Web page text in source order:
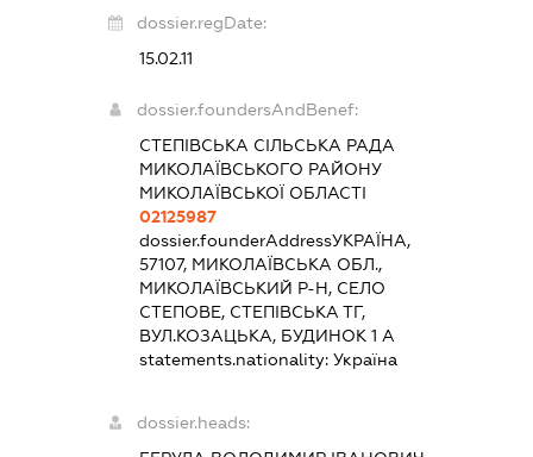
dossier.regDate:
15.02.11
dossier.foundersAndBenef:
СТЕПІВСЬКА СІЛЬСЬКА РАДА
МИКОЛАЇВСЬКОГО РАЙОНУ
МИКОЛАЇВСЬКОЇ ОБЛАСТІ
02125987
dossier.founderAddressУКРАЇНА,
57107, МИКОЛАЇВСЬКА ОБЛ.,
МИКОЛАЇВСЬКИЙ Р-Н, СЕЛО
СТЕПОВЕ, СТЕПІВСЬКА ТГ,
ВУЛ.КОЗАЦЬКА, БУДИНОК 1 А
statements.nationality:Україна
dossier.heads: